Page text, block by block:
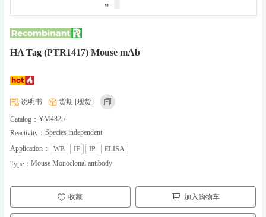
HA Tag (PTR1417) Mouse mAb
说明书 货期 [现货]
Catalog： YM4325
Reactivity： Species independent
Application：
WB IF IP
ELISA
Type： Mouse Monoclonal antibody
收藏 加入购物车